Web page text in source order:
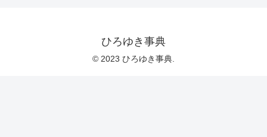
ひろゆき事典
© 2023 ひろゆき事典.